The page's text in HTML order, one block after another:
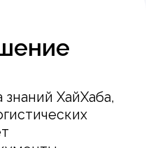
для